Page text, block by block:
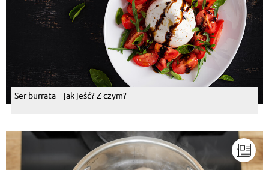
Ser burrata – jak jeść? Z czym?